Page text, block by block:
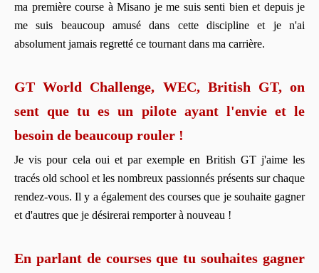
ma première course à Misano je me suis senti bien et depuis je
me suis beaucoup amusé dans cette discipline et je n'ai
absolument jamais regretté ce tournant dans ma carrière.
GT World Challenge, WEC, British GT, on
sent que tu es un pilote ayant l'envie et le
besoin de beaucoup rouler !
Je vis pour cela oui et par exemple en British GT j'aime les
tracés old school et les nombreux passionnés présents sur chaque
rendez-vous. Il y a également des courses que je souhaite gagner
et d'autres que je désirerai remporter à nouveau !
En parlant de courses que tu souhaites gagner